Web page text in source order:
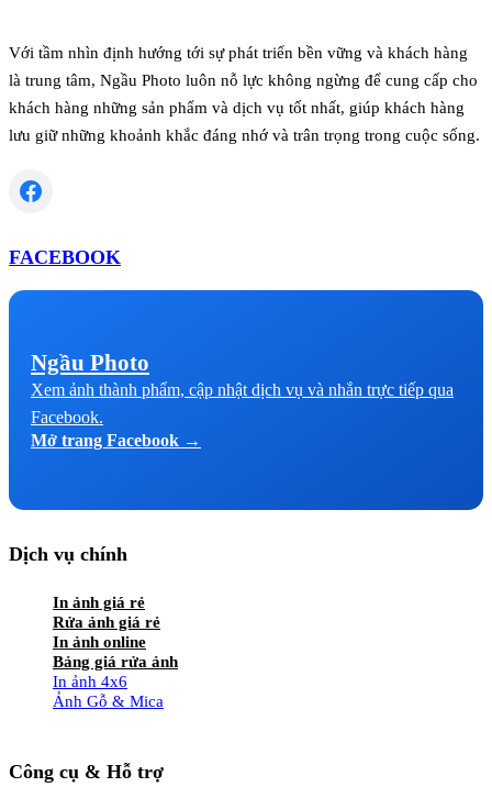
Với tầm nhìn định hướng tới sự phát triển bền vững và khách hàng
là trung tâm, Ngầu Photo luôn nỗ lực không ngừng để cung cấp cho
khách hàng những sản phẩm và dịch vụ tốt nhất, giúp khách hàng
lưu giữ những khoảnh khắc đáng nhớ và trân trọng trong cuộc sống.
FACEBOOK
Ngầu Photo
Xem ảnh thành phẩm, cập nhật dịch vụ và nhắn trực tiếp qua
Facebook.
Mở trang Facebook →
Dịch vụ chính
In ảnh giá rẻ
Rửa ảnh giá rẻ
In ảnh online
Bảng giá rửa ảnh
In ảnh 4x6
Ảnh Gỗ & Mica
Công cụ & Hỗ trợ